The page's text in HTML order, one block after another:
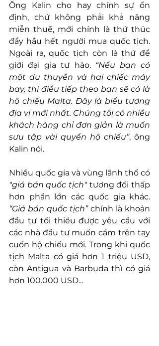
Ông Kalin cho hay chính sự ổn
định, chứ không phải khả năng
miễn thuế, mới chính là thứ thúc
đẩy hầu hết người mua quốc tịch.
Ngoài ra, quốc tịch còn là thứ để
giới đại gia tự hào. “Nếu bạn có
một du thuyền và hai chiếc máy
bay, thì điều tiếp theo bạn sẽ có là
hộ chiếu Malta. Đây là biểu tượng
địa vị mới nhất. Chúng tôi có nhiều
khách hàng chỉ đơn giản là muốn
sưu tập vài quyển hộ chiếu”, ông
Kalin nói.
"giá bán quốc tịch" tương đối thấp
“Giá bán quốc tịch” chính là khoản
đầu tư tối thiểu được yêu cầu với
các nhà đầu tư muốn cầm trên tay
cuốn hộ chiếu mới. Trong khi quốc
tịch Malta có giá hơn 1 triệu USD,
còn Antigua và Barbuda thì có giá
hơn 100.000 USD...